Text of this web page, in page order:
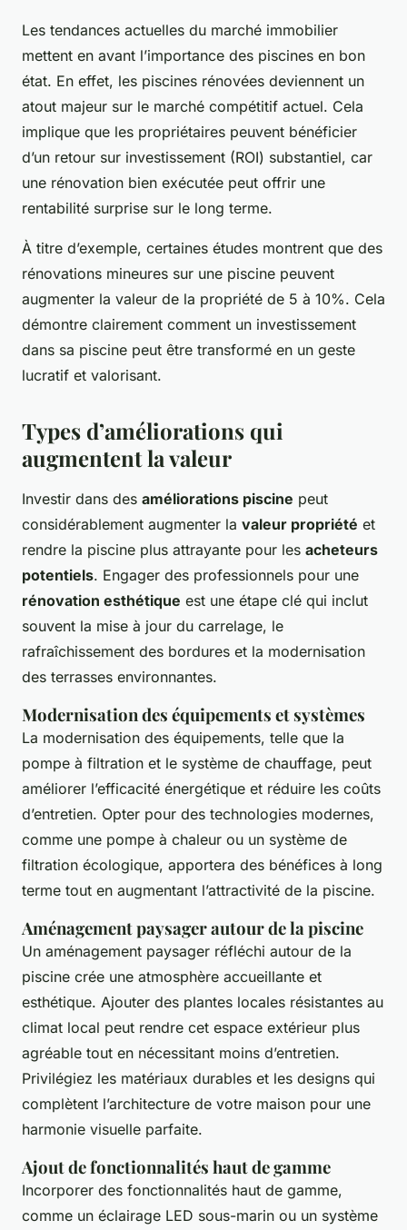
Les tendances actuelles du marché immobilier
mettent en avant l’importance des piscines en bon
état. En effet, les piscines rénovées deviennent un
atout majeur sur le marché compétitif actuel. Cela
implique que les propriétaires peuvent bénéficier
d’un retour sur investissement (ROI) substantiel, car
une rénovation bien exécutée peut offrir une
rentabilité surprise sur le long terme.
À titre d’exemple, certaines études montrent que des
rénovations mineures sur une piscine peuvent
augmenter la valeur de la propriété de 5 à 10%. Cela
démontre clairement comment un investissement
dans sa piscine peut être transformé en un geste
lucratif et valorisant.
Types d’améliorations qui
augmentent la valeur
Investir dans des améliorations piscine peut
considérablement augmenter la valeur propriété et
rendre la piscine plus attrayante pour les acheteurs
potentiels. Engager des professionnels pour une
rénovation esthétique est une étape clé qui inclut
souvent la mise à jour du carrelage, le
rafraîchissement des bordures et la modernisation
des terrasses environnantes.
Modernisation des équipements et systèmes
La modernisation des équipements, telle que la
pompe à filtration et le système de chauffage, peut
améliorer l’efficacité énergétique et réduire les coûts
d’entretien. Opter pour des technologies modernes,
comme une pompe à chaleur ou un système de
filtration écologique, apportera des bénéfices à long
terme tout en augmentant l’attractivité de la piscine.
Aménagement paysager autour de la piscine
Un aménagement paysager réfléchi autour de la
piscine crée une atmosphère accueillante et
esthétique. Ajouter des plantes locales résistantes au
climat local peut rendre cet espace extérieur plus
agréable tout en nécessitant moins d’entretien.
Privilégiez les matériaux durables et les designs qui
complètent l’architecture de votre maison pour une
harmonie visuelle parfaite.
Ajout de fonctionnalités haut de gamme
Incorporer des fonctionnalités haut de gamme,
comme un éclairage LED sous-marin ou un système